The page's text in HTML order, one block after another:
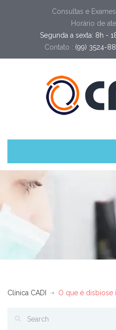
Consultas e
Horário de
Segunda a sexta: 8h -
Contato : (99) 3524-
Clínica CADI O que é disbiose